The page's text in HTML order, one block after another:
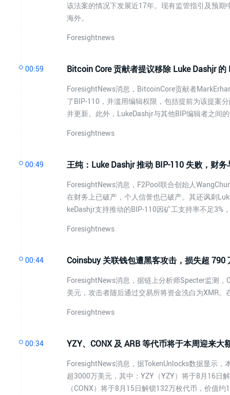
该法案的情况下发展近17年。现有监管指引及预
海外。
Foresightnews
00:59 Bitcoin Core 贡献者提议移除 Luke Dashjr 的
ForesightNews消息，BitcoinCore贡献者
了BIP-110，并滥用编辑权限，包括提前为该提案
并更新。此外，LukeDashjr与其他BIP编辑者之间
Foresightnews
00:49 王纯：Luke Dashjr 推动 BIP-110 失败，财
ForesightNews消息，F2Pool联合创始人
在财务上已破产，个人信誉也已破产。其还讽刺
keDashjr支持推动的BIP-110因矿工支持率不足3%
Foresightnews
00:44 Coinsbuy 关联钱包遭黑客攻击，损失超 790
ForesightNews消息，据链上分析师Specter监测
美元，攻击者随后通过交易所将资金洗白为XMR
Foresightnews
00:34 YZY、CONX 及 ARB 等代币将于本周迎来大
ForesightNews消息，据TokenUnlocks数据显示，
超3000万美元，其中：YZY（YZY）将于8月16日
（CONX）将于8月15日解锁132万枚代币，价值